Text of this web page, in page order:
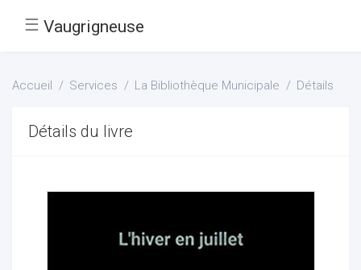
☰ Vaugrigneuse
Accueil Services La Bibliothèque Municipale Détails
Détails du livre